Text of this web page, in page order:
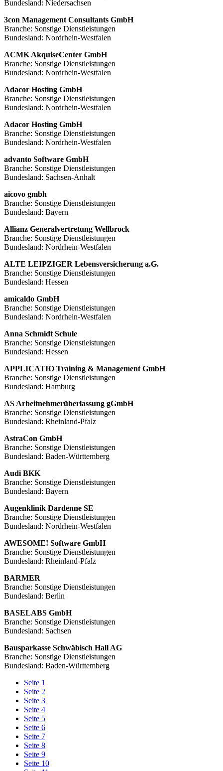
Bundesland: Niedersachsen
3con Management Consultants GmbH
Branche: Sonstige Dienstleistungen
Bundesland: Nordrhein-Westfalen
ACMK AkquiseCenter GmbH
Branche: Sonstige Dienstleistungen
Bundesland: Nordrhein-Westfalen
Adacor Hosting GmbH
Branche: Sonstige Dienstleistungen
Bundesland: Nordrhein-Westfalen
Adacor Hosting GmbH
Branche: Sonstige Dienstleistungen
Bundesland: Nordrhein-Westfalen
advanto Software GmbH
Branche: Sonstige Dienstleistungen
Bundesland: Sachsen-Anhalt
aicovo gmbh
Branche: Sonstige Dienstleistungen
Bundesland: Bayern
Allianz Generalvertretung Wellbrock
Branche: Sonstige Dienstleistungen
Bundesland: Nordrhein-Westfalen
ALTE LEIPZIGER Lebensversicherung a.G.
Branche: Sonstige Dienstleistungen
Bundesland: Hessen
amicaldo GmbH
Branche: Sonstige Dienstleistungen
Bundesland: Nordrhein-Westfalen
Anna Schmidt Schule
Branche: Sonstige Dienstleistungen
Bundesland: Hessen
APPLICATIO Training & Management GmbH
Branche: Sonstige Dienstleistungen
Bundesland: Hamburg
AS Arbeitnehmerüberlassung gGmbH
Branche: Sonstige Dienstleistungen
Bundesland: Rheinland-Pfalz
AstraCon GmbH
Branche: Sonstige Dienstleistungen
Bundesland: Baden-Württemberg
Audi BKK
Branche: Sonstige Dienstleistungen
Bundesland: Bayern
Augenklinik Dardenne SE
Branche: Sonstige Dienstleistungen
Bundesland: Nordrhein-Westfalen
AWESOME! Software GmbH
Branche: Sonstige Dienstleistungen
Bundesland: Rheinland-Pfalz
BARMER
Branche: Sonstige Dienstleistungen
Bundesland: Berlin
BASELABS GmbH
Branche: Sonstige Dienstleistungen
Bundesland: Sachsen
Bausparkasse Schwäbisch Hall AG
Branche: Sonstige Dienstleistungen
Bundesland: Baden-Württemberg
Seite 1
Seite 2
Seite 3
Seite 4
Seite 5
Seite 6
Seite 7
Seite 8
Seite 9
Seite 10